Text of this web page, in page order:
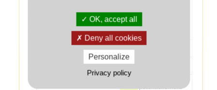
Lin --
mal détruit, il
compétitif sur le
Tabac (Virginie)
--
Tabac (Burley) --
OK, accept all
Deny all cookies
Personalize
Privacy policy